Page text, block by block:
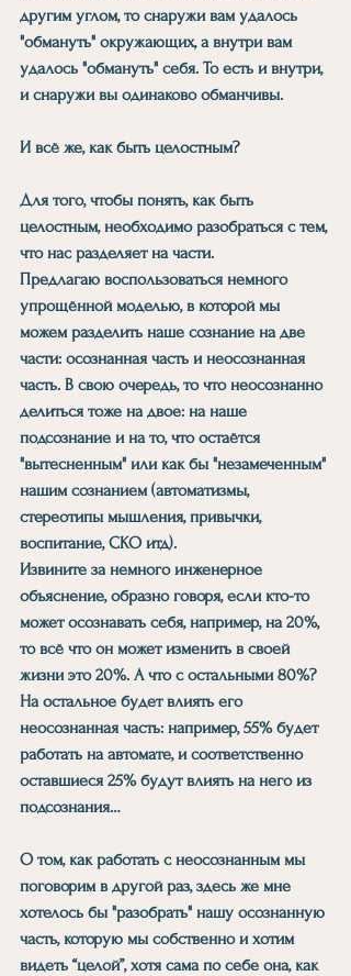
другим углом, то снаружи вам удалось
"обмануть" окружающих, а внутри вам
удалось "обмануть" себя. То есть и внутри,
и снаружи вы одинаково обманчивы.
И всё же, как быть целостным?
Для того, чтобы понять, как быть
целостным, необходимо разобраться с тем,
что нас разделяет на части.
Предлагаю воспользоваться немного
упрощённой моделью, в которой мы
можем разделить наше сознание на две
части: осознанная часть и неосознанная
часть. В свою очередь, то что неосознанно
делиться тоже на двое: на наше
подсознание и на то, что остаётся
"вытесненным" или как бы "незамеченным"
нашим сознанием (автоматизмы,
стереотипы мышления, привычки,
воспитание, СКО итд).
Извините за немного инженерное
объяснение, образно говоря, если кто-то
может осознавать себя, например, на 20%,
то всё что он может изменить в своей
жизни это 20%. А что с остальными 80%?
На остальное будет влиять его
неосознанная часть: например, 55% будет
работать на автомате, и соответственно
оставшиеся 25% будут влиять на него из
подсознания…
О том, как работать с неосознанным мы
поговорим в другой раз, здесь же мне
хотелось бы "разобрать" нашу осознанную
часть, которую мы собственно и хотим
видеть “целой”, хотя сама по себе она, как